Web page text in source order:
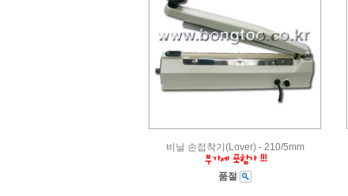
비닐 손접착기(Lover) - 210/5mm
품절